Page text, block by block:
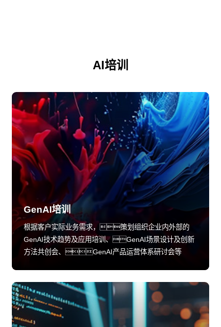
AI培训
GenAI培训
根据客户实际业务需求，策划组织企业内外部的
GenAI技术趋势及应用培训、GenAI场景设计及创新
方法共创会、GenAI产品运营体系研讨会等